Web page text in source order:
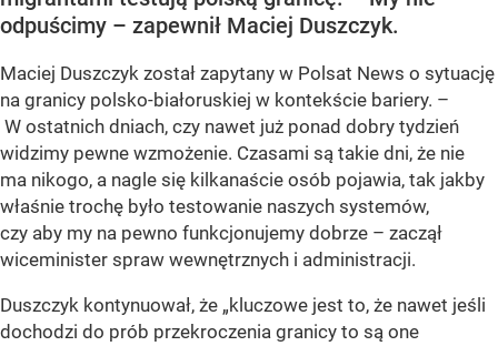
odpuścimy – zapewnił Maciej Duszczyk.
Maciej Duszczyk został zapytany w Polsat News o sytuację
na granicy polsko-białoruskiej w kontekście bariery. –
W ostatnich dniach, czy nawet już ponad dobry tydzień
widzimy pewne wzmożenie. Czasami są takie dni, że nie
ma nikogo, a nagle się kilkanaście osób pojawia, tak jakby
właśnie trochę było testowanie naszych systemów,
czy aby my na pewno funkcjonujemy dobrze – zaczął
wiceminister spraw wewnętrznych i administracji.
Duszczyk kontynuował, że „kluczowe jest to, że nawet jeśli
dochodzi do prób przekroczenia granicy to są one